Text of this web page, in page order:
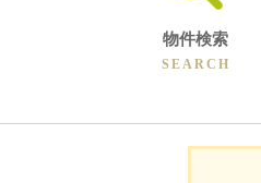
物件検索
SEARCH